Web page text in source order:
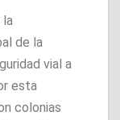
la
de la
vial a
esta
colonias